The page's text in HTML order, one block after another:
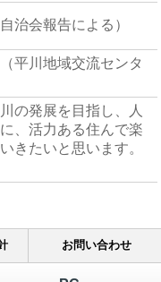
治会報告による）
平川地域交流センタ
の発展を目指し、人
、活力ある住んで楽
きたいと思います。
お問い合わせ